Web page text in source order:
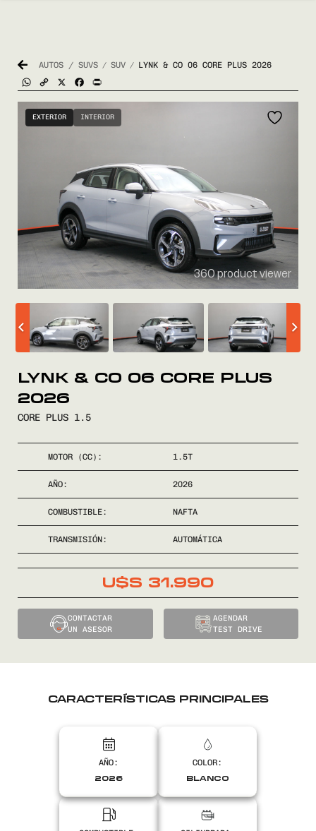
CONTACTO
08002525
AUTOS / SUVS / SUV / LYNK & CO 06 CORE PLUS 2026
WhatsApp
Copy
Link
Facebook
EXTERIOR INTERIOR
360 product viewer
LYNK & CO 06 CORE PLUS
2026
CORE PLUS 1.5
MOTOR (CC): 1.5T
AÑO: 2026
COMBUSTIBLE: NAFTA
TRANSMISIÓN: AUTOMÁTICA
U$S 31.990
CONTACTAR
UN ASESOR
AGENDAR
TEST DRIVE
CARACTERÍSTICAS PRINCIPALES
AÑO:
2026
COLOR:
BLANCO